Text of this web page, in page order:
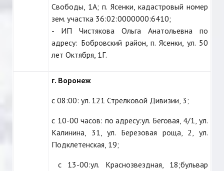
Свободы, 1А; п. Ясенки, кадастровый номер
зем. участка 36:02:0000000:6410;
- ИП Чистякова Ольга Анатольевна по
адресу: Бобровский район, п. Ясенки, ул. 50
лет Октября, 1Г.
г. Воронеж
с 08:00: ул. 121 Стрелковой Дивизии, 3;
с 10-00 часов: по адресу:ул. Беговая, 4/1, ул.
Калинина, 31, ул. Березовая роща, 2, ул.
Подклетенская, 19;
с 13-00:ул. Краснозвездная, 18;бульвар